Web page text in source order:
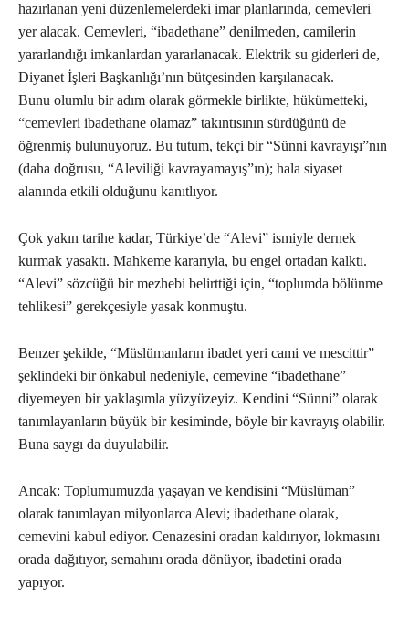
hazırlanan yeni düzenlemelerdeki imar planlarında, cemevleri
yer alacak. Cemevleri, “ibadethane” denilmeden, camilerin
yararlandığı imkanlardan yararlanacak. Elektrik su giderleri de,
Diyanet İşleri Başkanlığı’nın bütçesinden karşılanacak.
Bunu olumlu bir adım olarak görmekle birlikte, hükümetteki,
“cemevleri ibadethane olamaz” takıntısının sürdüğünü de
öğrenmiş bulunuyoruz. Bu tutum, tekçi bir “Sünni kavrayışı”nın
(daha doğrusu, “Aleviliği kavrayamayış”ın); hala siyaset
alanında etkili olduğunu kanıtlıyor.
Çok yakın tarihe kadar, Türkiye’de “Alevi” ismiyle dernek
kurmak yasaktı. Mahkeme kararıyla, bu engel ortadan kalktı.
“Alevi” sözcüğü bir mezhebi belirttiği için, “toplumda bölünme
tehlikesi” gerekçesiyle yasak konmuştu.
Benzer şekilde, “Müslümanların ibadet yeri cami ve mescittir”
şeklindeki bir önkabul nedeniyle, cemevine “ibadethane”
diyemeyen bir yaklaşımla yüzyüzeyiz. Kendini “Sünni” olarak
tanımlayanların büyük bir kesiminde, böyle bir kavrayış olabilir.
Buna saygı da duyulabilir.
Ancak: Toplumumuzda yaşayan ve kendisini “Müslüman”
olarak tanımlayan milyonlarca Alevi; ibadethane olarak,
cemevini kabul ediyor. Cenazesini oradan kaldırıyor, lokmasını
orada dağıtıyor, semahını orada dönüyor, ibadetini orada
yapıyor.